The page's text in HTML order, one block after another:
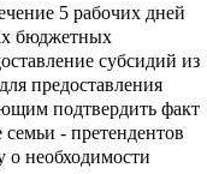
5 рабочих дней
бюджетных
субсидий из
предоставления
подтвердить факт
- претендентов
необходимости